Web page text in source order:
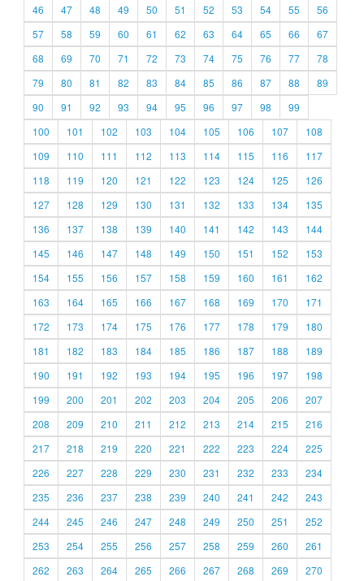
46
47 48 49 50 51 52 53 54 55
56
57
58 59 60 61 62 63 64 65 66
67
68
69 70 71 72 73 74 75 76 77
78
79
80 81 82 83 84 85 86 87 88
89
90
91 92 93 94 95 96 97 98
99
100
101 102 103 104 105 106 107
108
109
110 111 112 113 114 115 116
117
118
119 120 121 122 123 124 125
126
127
128 129 130 131 132 133 134
135
136
137 138 139 140 141 142 143
144
145
146 147 148 149 150 151 152
153
154
155 156 157 158 159 160 161
162
163
164 165 166 167 168 169 170
171
172
173 174 175 176 177 178 179
180
181
182 183 184 185 186 187 188
189
190
191 192 193 194 195 196 197
198
199
200 201 202 203 204 205 206
207
208
209 210 211 212 213 214 215
216
217
218 219 220 221 222 223 224
225
226
227 228 229 230 231 232 233
234
235
236 237 238 239 240 241 242
243
244
245 246 247 248 249 250 251
252
253
254 255 256 257 258 259 260
261
262
263 264 265 266 267 268 269 270